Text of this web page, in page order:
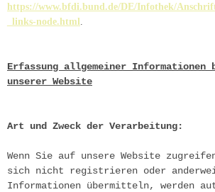
https://www.bfdi.bund.de/DE/Infothek/
_links-node.html
Erfassung allgemeiner Informationen
unserer Website
Art und Zweck der Verarbeitung:
Wenn Sie auf unsere Website
sich nicht registrieren oder
Informationen übermitteln, werden